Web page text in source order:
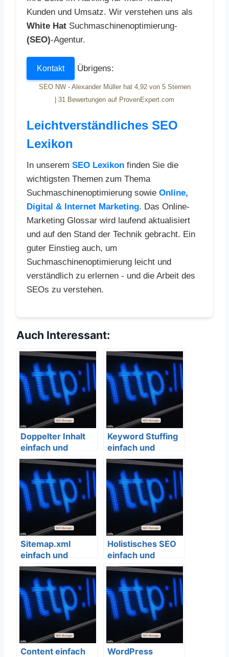
Kunden und Umsatz. Wir verstehen uns als
White Hat Suchmaschinenoptimierung-
(SEO)-Agentur.
Kontakt Übrigens:
SEO NW - Alexander Müller hat 4,92von 5Sternen
31 Bewertungen auf ProvenExpert.com
Leichtverständliches SEO
Lexikon
In unserem SEO Lexikon finden Sie die
wichtigsten Themen zum Thema
Suchmaschinenoptimierung sowie Online,
Digital & Internet Marketing. Das Online-
Marketing Glossar wird laufend aktualisiert
und auf den Stand der Technik gebracht. Ein
guter Einstieg auch, um
Suchmaschinenoptimierung leicht und
verständlich zu erlernen - und die Arbeit des
SEOs zu verstehen.
Auch Interessant:
Doppelter Inhalt
einfach und
verständlich
erklärt – SEO
Bedeutung
Keyword Stuffing
einfach und
verständlich
erklärt – SEO
Bedeutung
Sitemap.xml
einfach und
verständlich
erklärt – SEO
Bedeutung
Holistisches SEO
einfach und
verständlich
erklärt – SEO
Bedeutung
Content einfach WordPress